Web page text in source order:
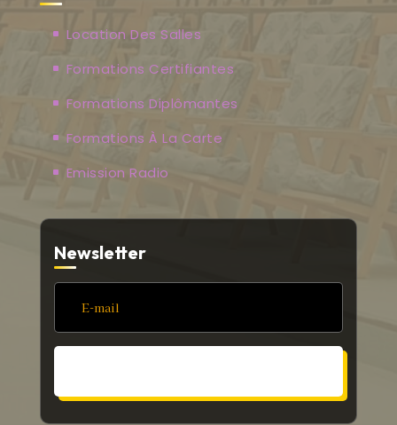
Location Des Salles
Formations Certifiantes
Formations Diplômantes
Formations À La Carte
Emission Radio
Newsletter